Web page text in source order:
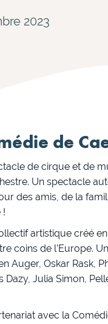
2023
de
de cirque et de
Un spectacle
des amis, de la
!
artistique créé
coins de l’Europe.
Auger, Oskar Rask,
Dazy, Julia Simon,
avec la